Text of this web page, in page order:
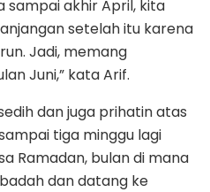
sampai akhir April, kita
setelah itu karena
Jadi, memang
Juni,” kata Arif.
dan juga prihatin atas
tiga minggu lagi
Ramadan, bulan di mana
dan datang ke